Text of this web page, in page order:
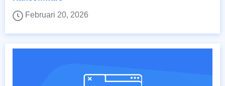
Februari 20, 2026